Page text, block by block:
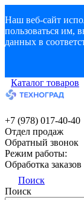
Наш веб-сайт
пользоваться им,
данных в
Каталог товаров
+7 (978) 017-40-40
Отдел продаж
Обратный звонок
Режим работы:
Обработка
Поиск
Поиск